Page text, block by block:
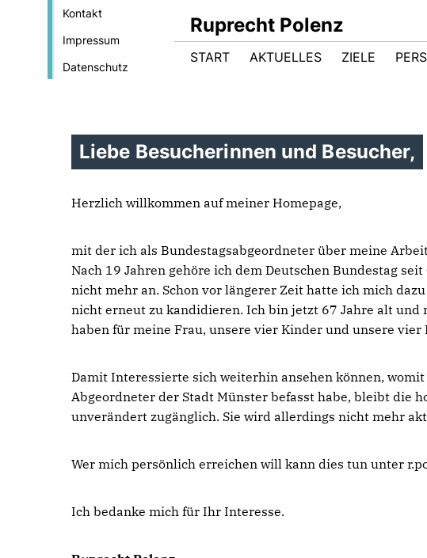
Kontakt
Impressum
Datenschutz
Ruprecht Polenz
START AKTUELLES ZIELE
Liebe Besucherinnen und Besucher,
Herzlich willkommen auf meiner Homepage,
mit der ich als Bundestagsabgeordneter über meine
Nach 19 Jahren gehöre ich dem Deutschen Bundestag
nicht mehr an. Schon vor längerer Zeit hatte ich mich
nicht erneut zu kandidieren. Ich bin jetzt 67 Jahre alt und
haben für meine Frau, unsere vier Kinder und unsere vier
Damit Interessierte sich weiterhin ansehen können,
Abgeordneter der Stadt Münster befasst habe, bleibt die
unverändert zugänglich. Sie wird allerdings nicht mehr
Wer mich persönlich erreichen will kann dies tun unter
Ich bedanke mich für Ihr Interesse.